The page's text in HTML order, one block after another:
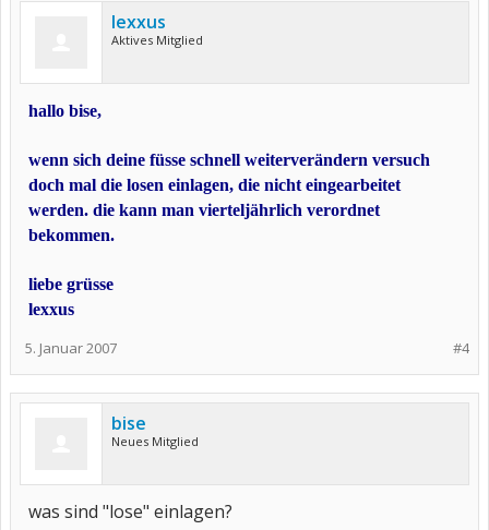
lexxus
Aktives Mitglied
hallo bise,
wenn sich deine füsse schnell weiterverändern versuch
doch mal die losen einlagen, die nicht eingearbeitet
werden. die kann man vierteljährlich verordnet
bekommen.
liebe grüsse
lexxus
#4
5. Januar 2007
bise
Neues Mitglied
was sind "lose" einlagen?